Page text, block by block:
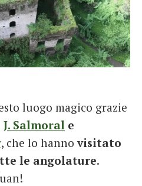
luogo magico grazie
J. Salmoral e
, che lo hanno visitato
le angolature.